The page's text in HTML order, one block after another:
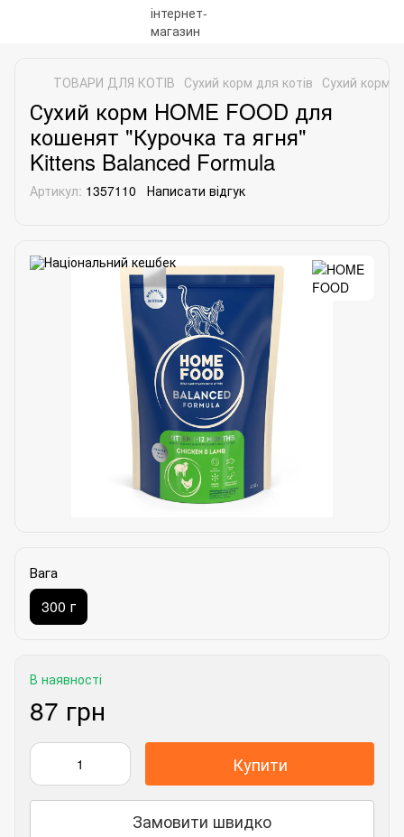
ТОВАРИ ДЛЯ КОТІВ Сухий корм для котів Сухий корм
Сухий корм HOME FOOD для
кошенят "Курочка та ягня"
Kittens Balanced Formula
Артикул: 1357110 Написати відгук
Вага
300 г
В наявності
87 грн
Купити
Замовити швидко